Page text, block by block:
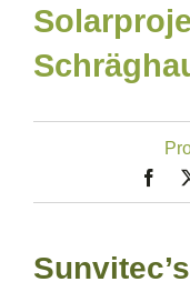
Sunvitec’s